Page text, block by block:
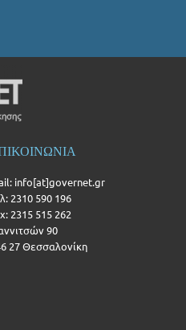
info[at]governet.gr
2310 590 196
2315 515 262
90
27 Θεσσαλονίκη